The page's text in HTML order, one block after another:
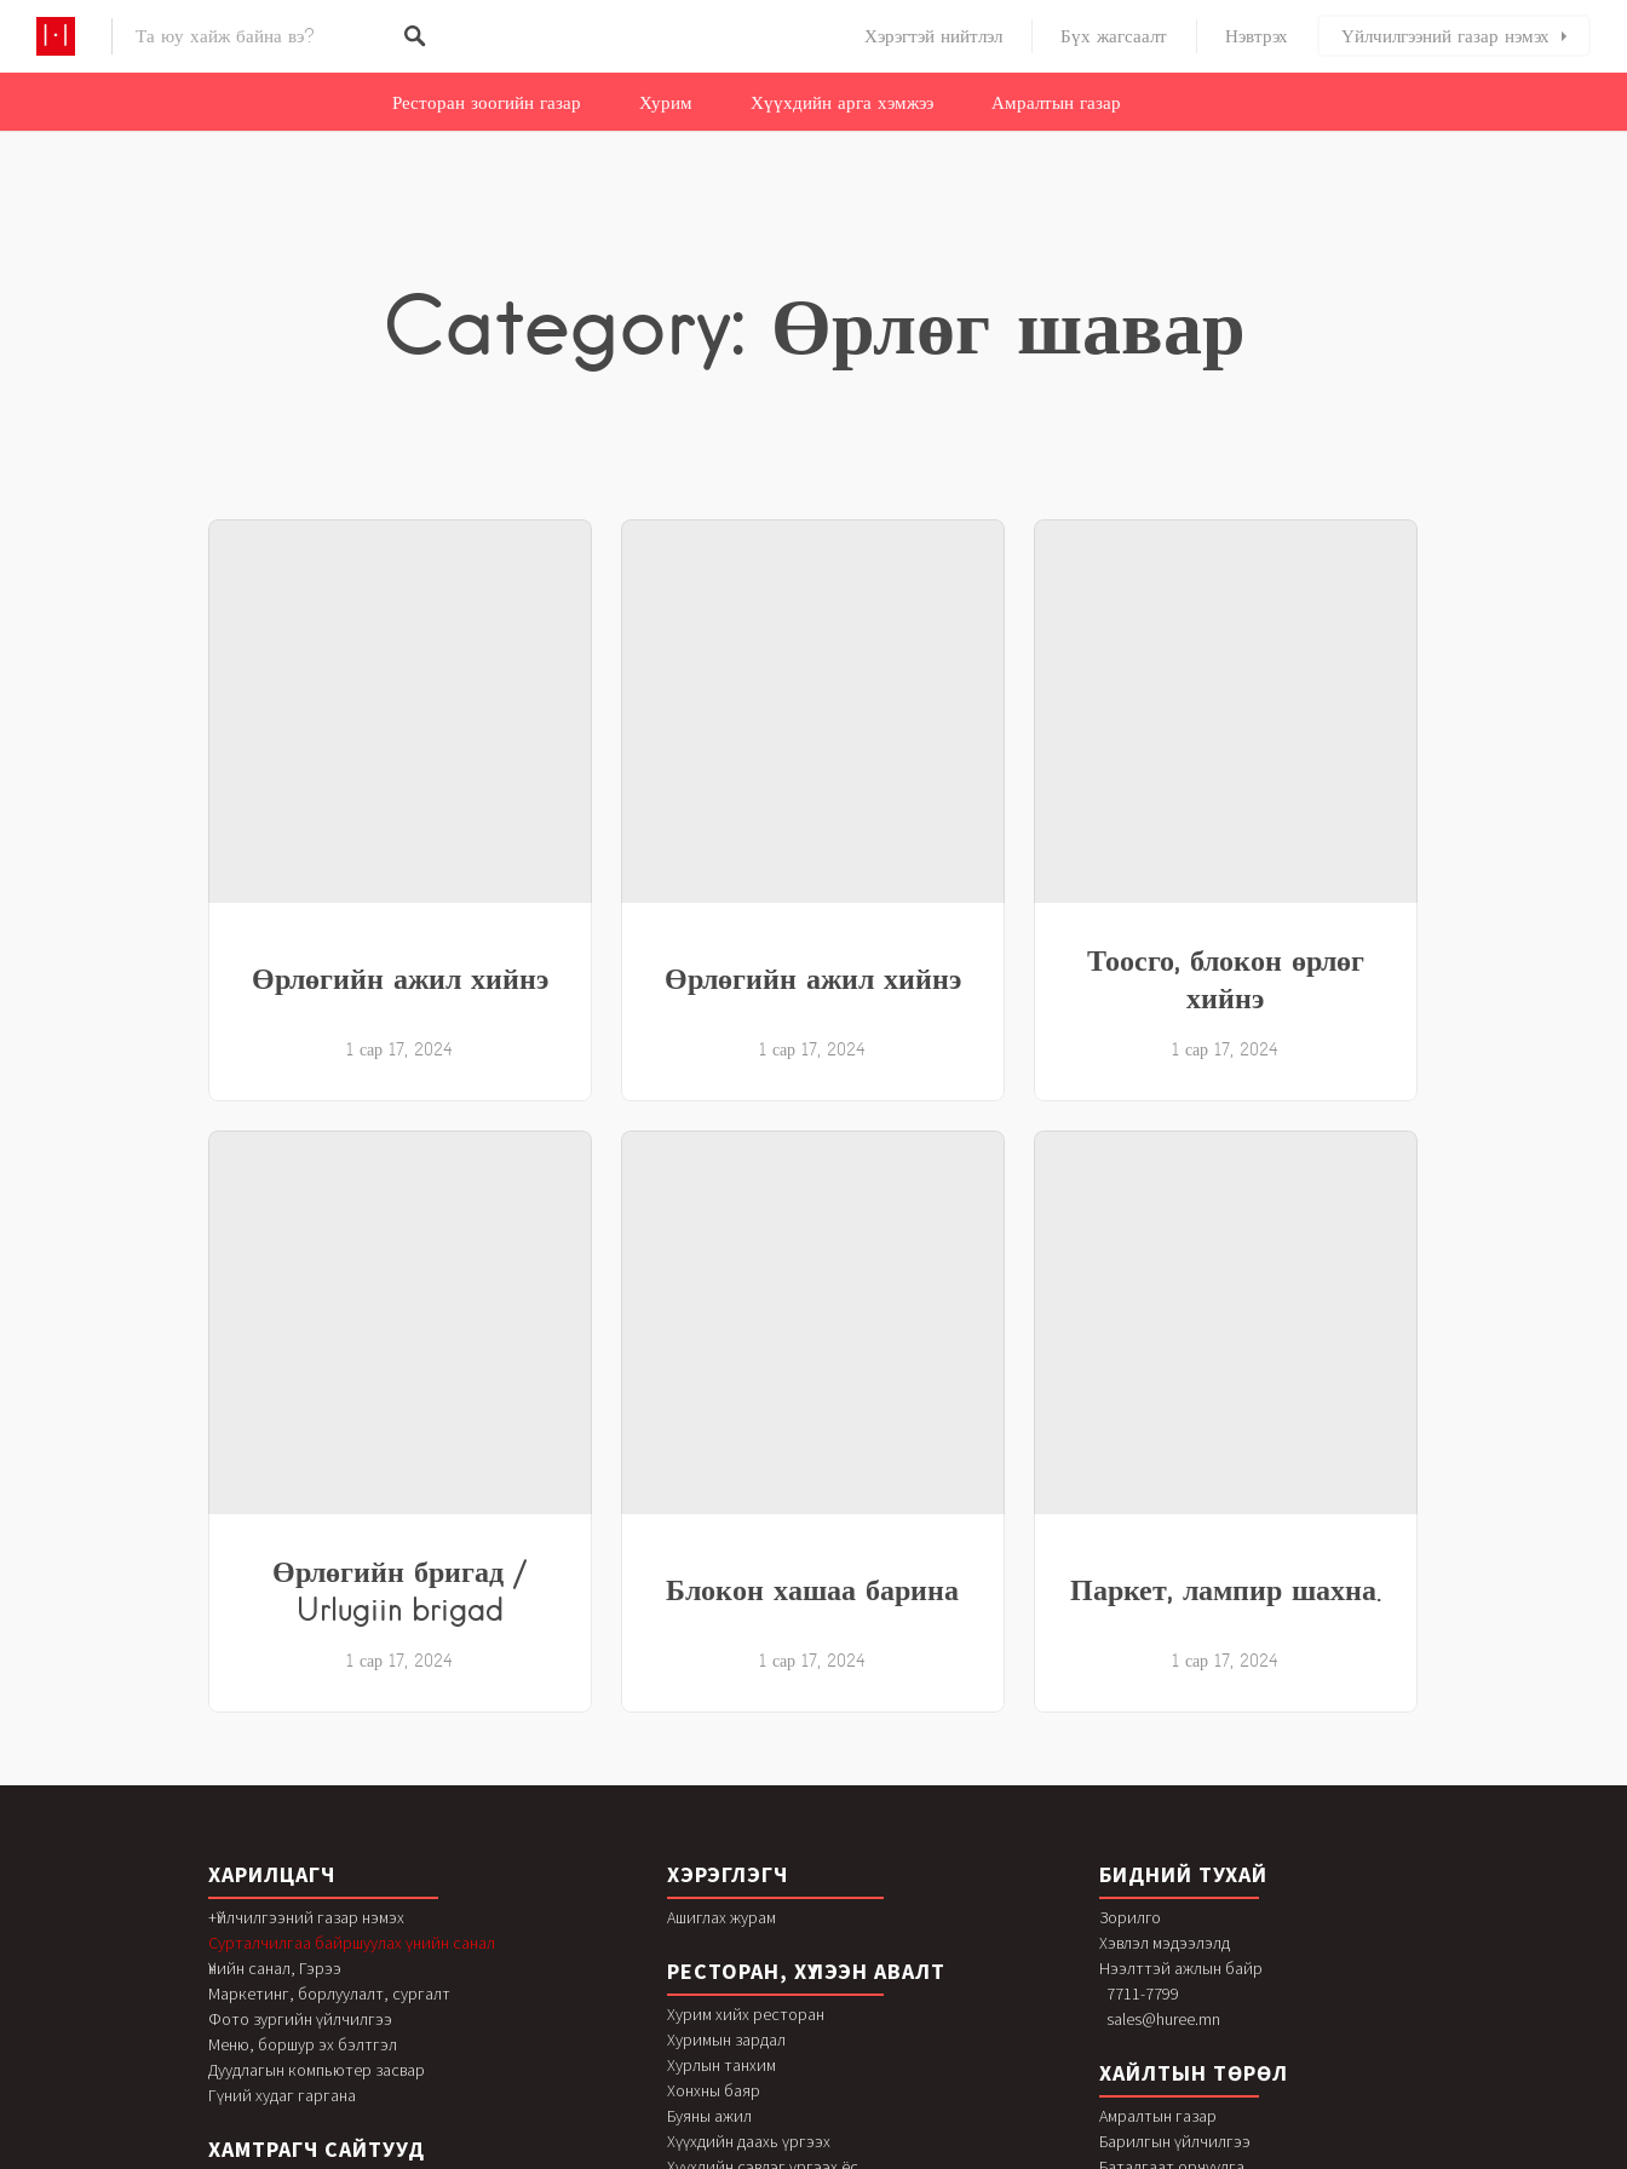
Хэрэгтэй нийтлэл Бүх жагсаалт Нэвтрэх Үйлчилгээний газар нэмэх
Ресторан зоогийн газар Хурим Хүүхдийн арга хэмжээ Амралтын газар
Category: Өрлөг шавар
Өрлөгийн ажил хийнэ
1 сар 17, 2024
Өрлөгийн ажил хийнэ
1 сар 17, 2024
Тоосго, блокон өрлөг
хийнэ
1 сар 17, 2024
Өрлөгийн бригад /
Urlugiin brigad
1 сар 17, 2024
Блокон хашаа барина
1 сар 17, 2024
Паркет, лампир шахна.
1 сар 17, 2024
ХАРИЛЦАГЧ
+Үйлчилгээний газар нэмэх
Сурталчилгаа байршуулах үнийн санал
Үнийн санал, Гэрээ
Маркетинг, борлуулалт, сургалт
Фото зургийн үйлчилгээ
Меню, боршур эх бэлтгэл
Дуудлагын компьютер засвар
Гүний худаг гаргана
ХАМТРАГЧ САЙТУУД
ХЭРЭГЛЭГЧ
Ашиглах журам
РЕСТОРАН, ХҮЛЭЭН АВАЛТ
Хурим хийх ресторан
Хуримын зардал
Хурлын танхим
Хонхны баяр
Буяны ажил
Хүүхдийн даахь үргээх
БИДНИЙ ТУХАЙ
Зорилго
Хэвлэл мэдээлэлд
Нээлттэй ажлын байр
7711-7799
sales@huree.mn
ХАЙЛТЫН ТӨРӨЛ
Амралтын газар
Барилгын үйлчилгээ